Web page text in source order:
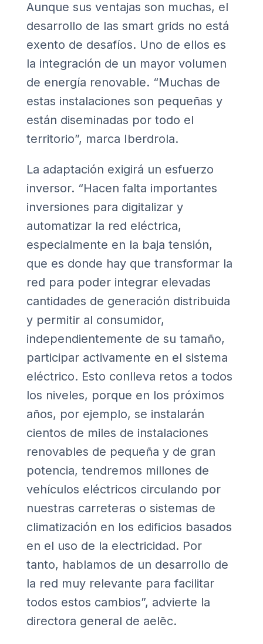
Aunque sus ventajas son muchas, el
desarrollo de las smart grids no está
exento de desafíos. Uno de ellos es
la integración de un mayor volumen
de energía renovable. “Muchas de
estas instalaciones son pequeñas y
están diseminadas por todo el
territorio”, marca Iberdrola.
La adaptación exigirá un esfuerzo
inversor. “Hacen falta importantes
inversiones para digitalizar y
automatizar la red eléctrica,
especialmente en la baja tensión,
que es donde hay que transformar la
red para poder integrar elevadas
cantidades de generación distribuida
y permitir al consumidor,
independientemente de su tamaño,
participar activamente en el sistema
eléctrico. Esto conlleva retos a todos
los niveles, porque en los próximos
años, por ejemplo, se instalarán
cientos de miles de instalaciones
renovables de pequeña y de gran
potencia, tendremos millones de
vehículos eléctricos circulando por
nuestras carreteras o sistemas de
climatización en los edificios basados
en el uso de la electricidad. Por
tanto, hablamos de un desarrollo de
la red muy relevante para facilitar
todos estos cambios”, advierte la
directora general de aelēc.